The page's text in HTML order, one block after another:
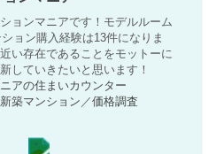
ョンマニアです！モデルルーム
ョン購入経験は13件になりま
い存在であることをモットーに
していきたいと思います！
アの住まいカウンター
築マンション ／価格調査